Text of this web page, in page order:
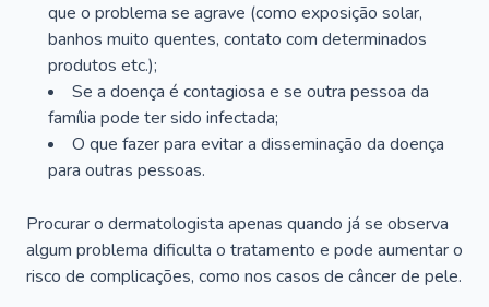
que o problema se agrave (como exposição solar,
banhos muito quentes, contato com determinados
produtos etc.);
Se a doença é contagiosa e se outra pessoa da
família pode ter sido infectada;
O que fazer para evitar a disseminação da doença
para outras pessoas.
Procurar o dermatologista apenas quando já se observa
algum problema dificulta o tratamento e pode aumentar o
risco de complicações, como nos casos de câncer de pele.